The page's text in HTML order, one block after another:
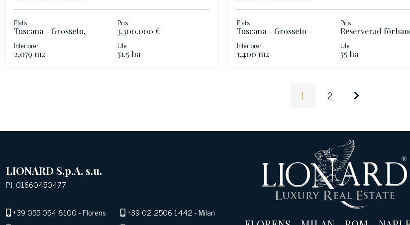
Plats
Toscana - Grosseto,
Pris
3.300.000 €
Interiörer
2,079 m2
Ute
51.5 ha
Plats
Toscana - Grosseto -
Pris
Reserverad
Interiörer
1,400 m2
Ute
55 ha
1 2
LIONARD S.p.A. s.u.
P.I. 01660450477
+39 055 054 8100- Florens +39 02 2506 1442- Milan